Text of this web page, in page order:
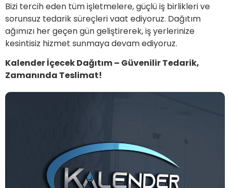
Bizi tercih eden tüm işletmelere, güçlü iş birlikleri ve
sorunsuz tedarik süreçleri vaat ediyoruz. Dağıtım
ağımızı her geçen gün geliştirerek, iş yerlerinize
kesintisiz hizmet sunmaya devam ediyoruz.
Kalender İçecek Dağıtım – Güvenilir Tedarik,
Zamanında Teslimat!